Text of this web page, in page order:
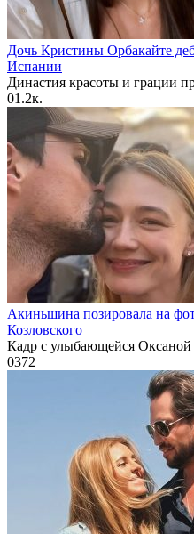
Дочь Кристины Орбакайте
Испании
Династия красоты и грации
01.2к.
Акиньшина позировала на
Козловского
Кадр с улыбающейся
0372